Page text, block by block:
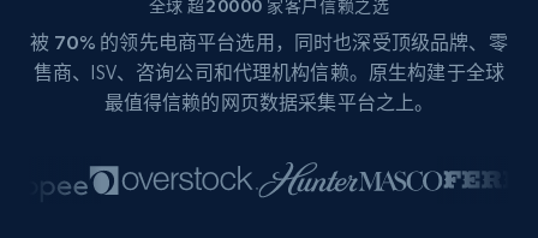
全球 超20000 家客户信赖之选
被 70% 的领先电商平台选用，同时也深受顶级品牌、零
售商、ISV、咨询公司和代理机构信赖。原生构建于全球
最值得信赖的网页数据采集平台之上。